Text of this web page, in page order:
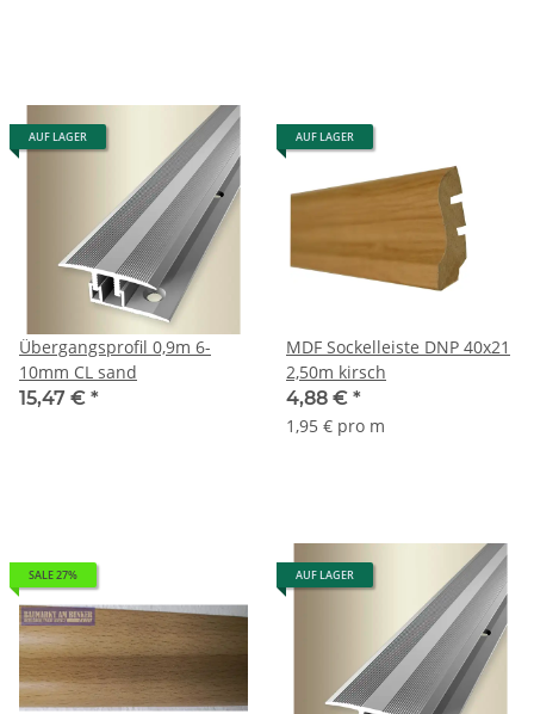
AUF LAGER
Übergangsprofil 0,9m 6-
10mm CL sand
15,47 € *
AUF LAGER
MDF Sockelleiste DNP 40x21
2,50m kirsch
4,88 € *
1,95 € pro m
SALE 27% AUF LAGER